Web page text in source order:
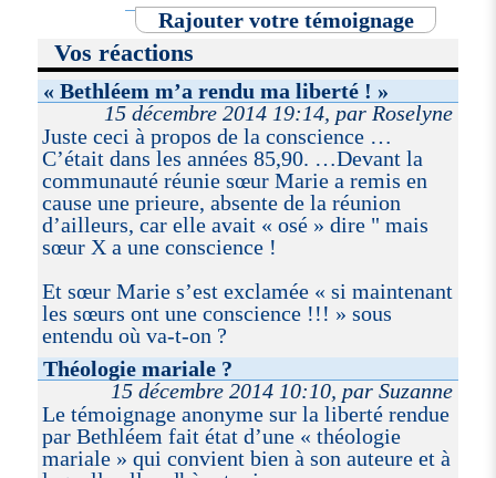
Rajouter votre témoignage
Vos réactions
« Bethléem m’a rendu ma liberté ! »
15 décembre 2014 19:14, par Roselyne
Juste ceci à propos de la conscience …
C’était dans les années 85,90. …Devant la
communauté réunie sœur Marie a remis en
cause une prieure, absente de la réunion
d’ailleurs, car elle avait « osé » dire " mais
sœur X a une conscience !
Et sœur Marie s’est exclamée « si maintenant
les sœurs ont une conscience !!! » sous
entendu où va-t-on ?
Théologie mariale ?
15 décembre 2014 10:10, par Suzanne
Le témoignage anonyme sur la liberté rendue
par Bethléem fait état d’une « théologie
mariale » qui convient bien à son auteure et à